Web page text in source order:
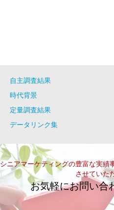
自主調査結果
時代背景
定量調査結果
データリンク集
シニアマーケティングの豊富な実
させていた
お気軽にお問い合